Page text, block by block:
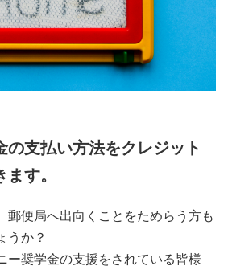
支払い方法をクレジット
す。
郵便局へ出向くことをためらう方も
うか？
ー奨学金の支援をされている皆様